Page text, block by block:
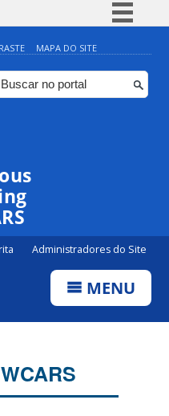
Simplifique!
Comunica BR
Participe
MAPA DO SITE
Administradores do Site
MENU